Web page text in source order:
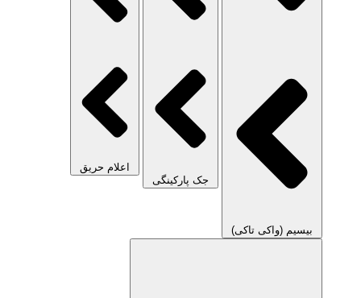
بیسیم (واکی تاکی)
جک پارکینگی
اعلام حریق